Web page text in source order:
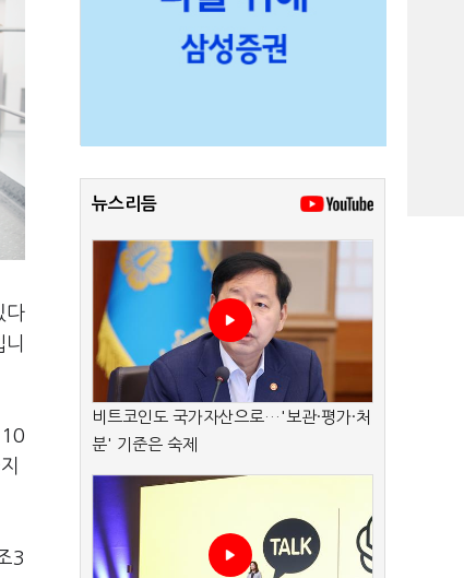
다
3
뉴스리듬
비트코인도 국가자산으로…'보관·평가·처
분' 기준은 숙제